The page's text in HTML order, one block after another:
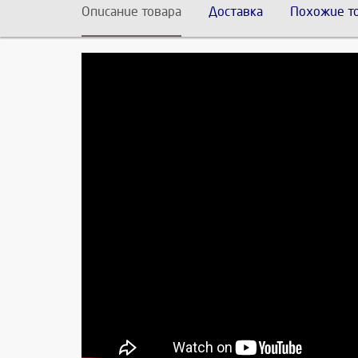
Описание товара Доставка Похожие